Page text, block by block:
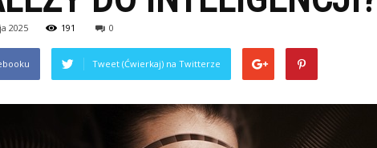
2025 191 0
Tweet (Ćwierkaj) na Twitterze